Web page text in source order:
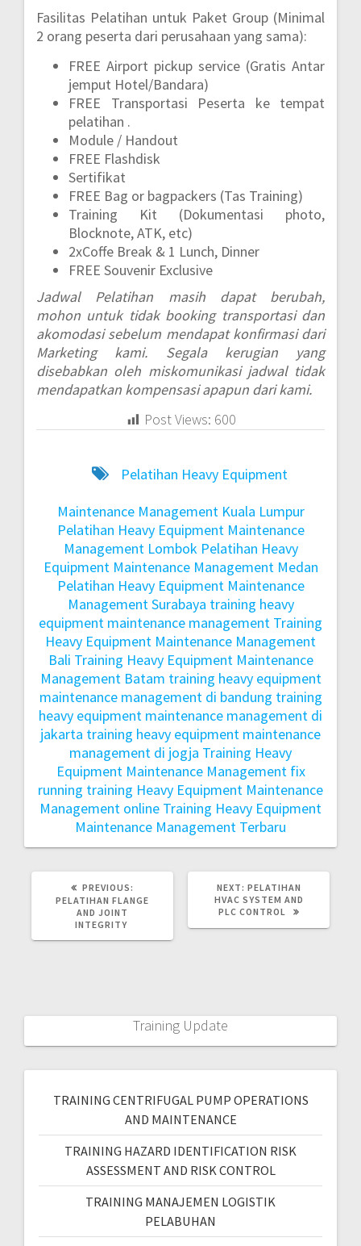
Fasilitas Pelatihan untuk Paket Group (Minimal
2 orang peserta dari perusahaan yang sama):
FREE Airport pickup service (Gratis Antar
jemput Hotel/Bandara)
FREE Transportasi Peserta ke tempat
pelatihan .
Module / Handout
FREE Flashdisk
Sertifikat
FREE Bag or bagpackers (Tas Training)
Training Kit (Dokumentasi photo,
Blocknote, ATK, etc)
2xCoffe Break & 1 Lunch, Dinner
FREE Souvenir Exclusive
Jadwal Pelatihan masih dapat berubah,
mohon untuk tidak booking transportasi dan
akomodasi sebelum mendapat konfirmasi dari
Marketing kami. Segala kerugian yang
disebabkan oleh miskomunikasi jadwal tidak
mendapatkan kompensasi apapun dari kami.
Post Views: 600
Pelatihan Heavy Equipment
Maintenance Management Kuala Lumpur
Pelatihan Heavy Equipment Maintenance
Management Lombok Pelatihan Heavy
Equipment Maintenance Management Medan
Pelatihan Heavy Equipment Maintenance
Management Surabaya training heavy
equipment maintenance management Training
Heavy Equipment Maintenance Management
Bali Training Heavy Equipment Maintenance
Management Batam training heavy equipment
maintenance management di bandung training
heavy equipment maintenance management di
jakarta training heavy equipment maintenance
management di jogja Training Heavy
Equipment Maintenance Management fix
running training Heavy Equipment Maintenance
Management online Training Heavy Equipment
Maintenance Management Terbaru
PREVIOUS:
PELATIHAN FLANGE
AND JOINT
INTEGRITY
NEXT: PELATIHAN
HVAC SYSTEM AND
PLC CONTROL
Training Update
TRAINING CENTRIFUGAL PUMP OPERATIONS
AND MAINTENANCE
TRAINING HAZARD IDENTIFICATION RISK
ASSESSMENT AND RISK CONTROL
TRAINING MANAJEMEN LOGISTIK
PELABUHAN